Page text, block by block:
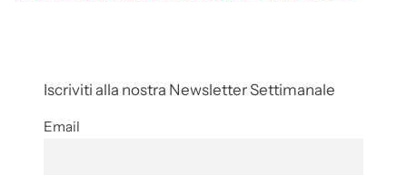
Iscriviti alla nostra Newsletter Settimanale
Email